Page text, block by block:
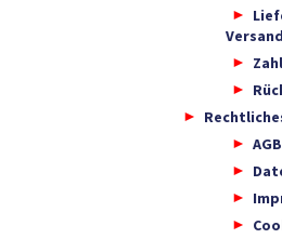
Versand
AGB